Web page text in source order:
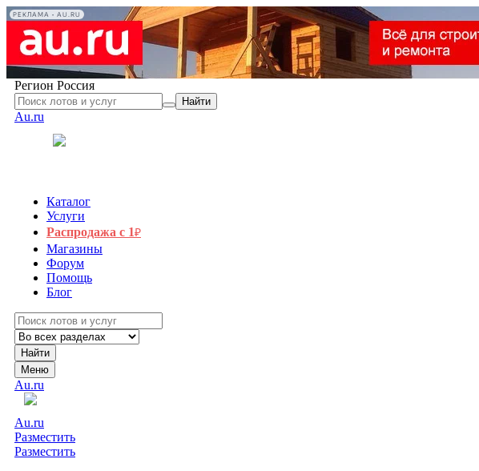
РЕКЛАМА • AU.RU
Регион Россия
Найти
Au.ru
Каталог
Услуги
Распродажа с 1₽
Магазины
Форум
Помощь
Блог
Найти
Меню
Au.ru
Au.ru
Разместить
Разместить